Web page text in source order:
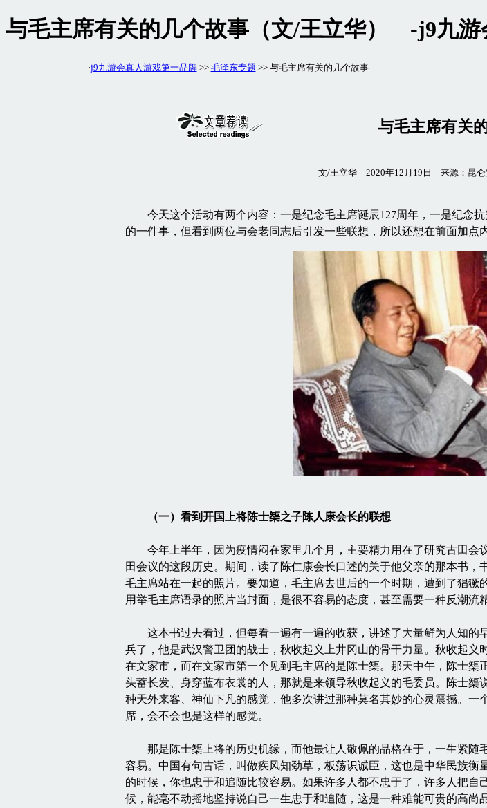
与毛主席有关的几个故事（文/王立华） -j9九游
·j9九游会真人游戏第一品牌>> 毛泽东专题 >> 与毛主席有关的几个故事
与毛主席有关
文/王立华 2020年12月19日 ​​来源：昆
今天这个活动有两个内容：一是纪念毛主席诞辰127周年，一是纪念抗
的一件事，但看到两位与会老同志后引发一些联想，所以还想在前面加点
（一）看到开国上将陈士榘之子陈人康会长的联想
今年上半年，因为疫情闷在家里几个月，主要精力用在了研究古田会
田会议的这段历史。期间，读了陈仁康会长口述的关于他父亲的那本书
毛主席站在一起的照片。要知道，毛主席去世后的一个时期，遭到了猖獗
用举毛主席语录的照片当封面，是很不容易的态度，甚至需要一种反潮流
这本书过去看过，但每看一遍有一遍的收获，讲述了大量鲜为人知的
兵了，他是武汉警卫团的战士，秋收起义上井冈山的骨干力量。秋收起义
在文家市，而在文家市第一个见到毛主席的是陈士榘。那天中午，陈士榘
头蓄长发、身穿蓝布衣裳的人，那就是来领导秋收起义的毛委员。陈士
种天外来客、神仙下凡的感觉，他多次讲过那种莫名其妙的心灵震撼。
席，会不会也是这样的感觉。
那是陈士榘上将的历史机缘，而他最让人敬佩的品格在于，一生紧随
容易。中国有句古话，叫做疾风知劲草，板荡识诚臣，这也是中华民族
的时候，你也忠于和追随比较容易。如果许多人都不忠于了，许多人把
候，能毫不动摇地坚持说自己一生忠于和追随，这是一种难能可贵的高